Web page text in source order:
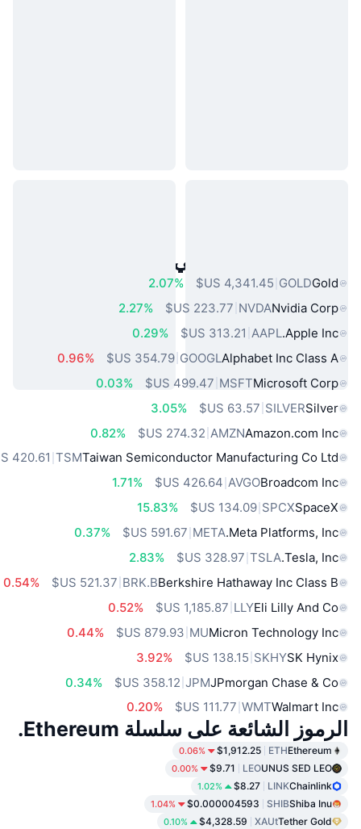
أصول العالم الحقيقي الشائعة
Gold
GOLD
2.07%
Nvidia Corp
NVDA
2.27%
Apple Inc.
AAPL
0.29%
Alphabet Inc Class A
GOOGL
‏354.79 US$
0.96%
Microsoft Corp
MSFT
0.03%
Silver
SILVER
3.05%
Amazon.com Inc
AMZN
0.82%
Taiwan Semiconductor Manufacturing Co Ltd
TSM
Broadcom Inc
AVGO
1.71%
SpaceX
SPCX
‏134.09 US$
15.83%
Meta Platforms, Inc.
META
0.37%
Tesla, Inc.
TSLA
2.83%
Berkshire Hathaway Inc Class B
BRK.B
0.54%
Eli Lilly And Co
LLY
0.52%
Micron Technology Inc
MU
0.44%
SK Hynix
SKHY
3.92%
JPmorgan Chase & Co
JPM
0.34%
Walmart Inc
WMT
0.20%
الرموز الشائعة على سلسلة Ethereum.
Ethereum
ETH
$1,912.25
0.06%
UNUS SED LEO
LEO
$9.71
0.00%
Chainlink
LINK
$8.27
1.02%
Shiba Inu
SHIB
$0.000004593
1.04%
Tether Gold
XAUt
$4,328.59
0.10%